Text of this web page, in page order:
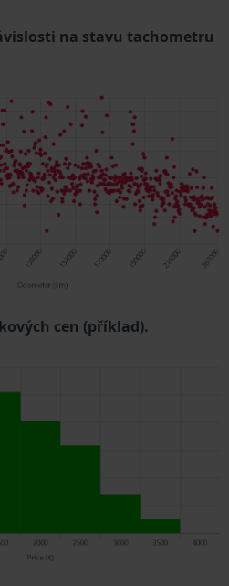
na stavu tachometru
cen (příklad).